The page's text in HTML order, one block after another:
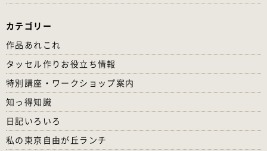
カテゴリー
作品あれこれ
タッセル作りお役立ち情報
特別講座・ワークショップ案内
知っ得知識
日記いろいろ
私の東京自由が丘ランチ